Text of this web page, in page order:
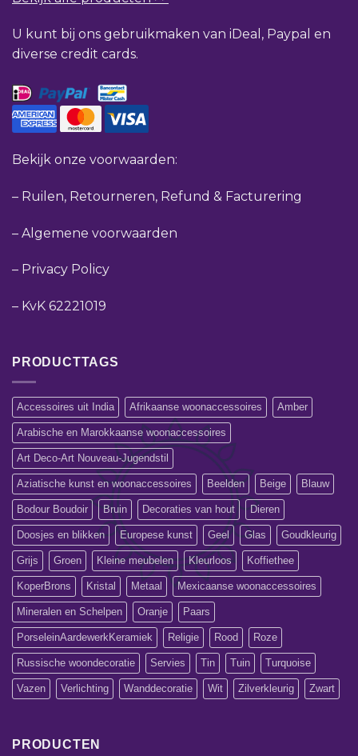
U kunt bij ons gebruikmaken van iDeal, Paypal en
diverse credit cards.
Bekijk onze voorwaarden:
– Ruilen, Retourneren, Refund & Facturering
– Algemene voorwaarden
– Privacy Policy
– KvK 62221019
PRODUCTTAGS
Accessoires uit India Afrikaanse woonaccessoires Amber
Arabische en Marokkaanse woonaccessoires
Art Deco-Art Nouveau-Jugendstil
Aziatische kunst en woonaccessoires Beelden Beige Blauw
Bodour Boudoir Bruin Decoraties van hout Dieren
Doosjes en blikken Europese kunst Geel Glas Goudkleurig
Grijs Groen Kleine meubelen Kleurloos Koffiethee
KoperBrons Kristal Metaal Mexicaanse woonaccessoires
Mineralen en Schelpen Oranje Paars
PorseleinAardewerkKeramiek Religie Rood Roze
Russische woondecoratie Servies Tin Tuin Turquoise
Vazen Verlichting Wanddecoratie Wit Zilverkleurig Zwart
PRODUCTEN